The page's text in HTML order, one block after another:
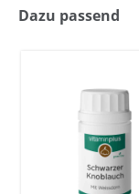
Dazu passend